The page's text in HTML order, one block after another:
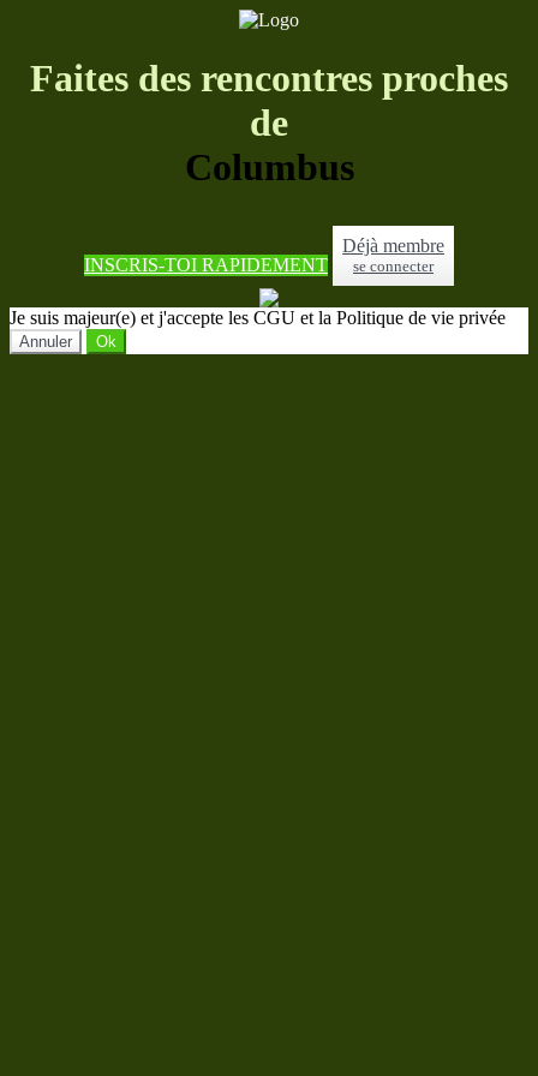
Faites des rencontres proches
de
Columbus
INSCRIS-TOI RAPIDEMENT
Déjà membre
se connecter
Je suis majeur(e) et j'accepte les CGU et la Politique de vie privée
Annuler Ok